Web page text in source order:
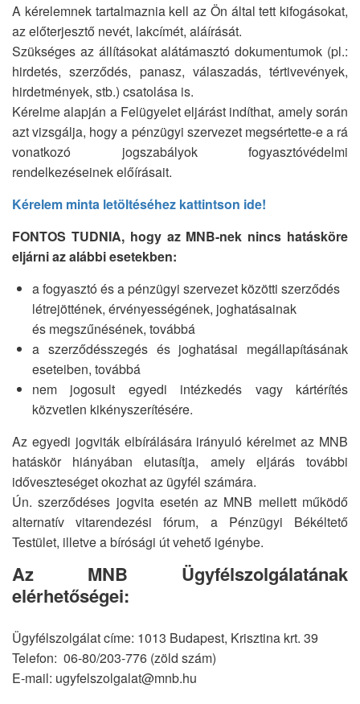
A kérelemnek tartalmaznia kell az Ön által tett kifogásokat,
az előterjesztő nevét, lakcímét, aláírását.
Szükséges az állításokat alátámasztó dokumentumok (pl.:
hirdetés, szerződés, panasz, válaszadás, tértivevények,
hirdetmények, stb.) csatolása is.
Kérelme alapján a Felügyelet eljárást indíthat, amely során
azt vizsgálja, hogy a pénzügyi szervezet megsértette-e a rá
vonatkozó jogszabályok fogyasztóvédelmi
rendelkezéseinek előírásait.
Kérelem minta letöltéséhez kattintson ide!
FONTOS TUDNIA, hogy az MNB-nek nincs hatásköre
eljárni az alábbi esetekben:
a fogyasztó és a pénzügyi szervezet közötti szerződés
létrejöttének, érvényességének, joghatásainak
és megszűnésének, továbbá
a szerződésszegés és joghatásai megállapításának
eseteiben, továbbá
nem jogosult egyedi intézkedés vagy kártérítés
közvetlen kikényszerítésére.
Az egyedi jogviták elbírálására irányuló kérelmet az MNB
hatáskör hiányában elutasítja, amely eljárás további
időveszteséget okozhat az ügyfél számára.
Ún. szerződéses jogvita esetén az MNB mellett működő
alternatív vitarendezési fórum, a Pénzügyi Békéltető
Testület, illetve a bírósági út vehető igénybe.
Az MNB Ügyfélszolgálatának
elérhetőségei:
Ügyfélszolgálat címe: 1013 Budapest, Krisztina krt. 39
Telefon: 06-80/203-776 (zöld szám)
E-mail: ugyfelszolgalat@mnb.hu